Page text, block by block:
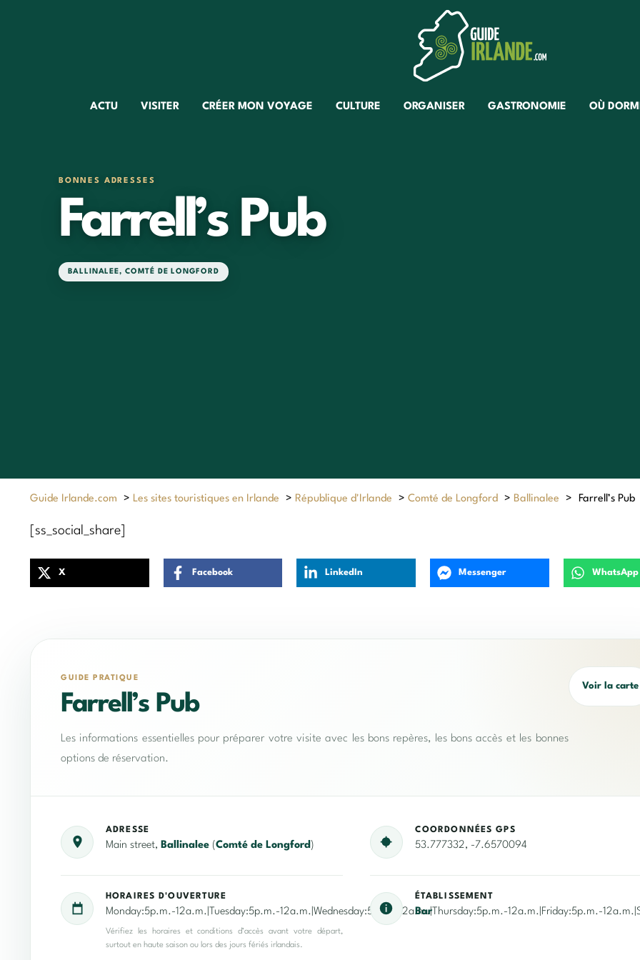
ACTU VISITER CRÉER MON VOYAGE CULTURE ORGANISER GASTRONOMIE OÙ
BONNES ADRESSES
Farrell’s Pub
BALLINALEE,COMTÉ DE LONGFORD
Guide Irlande.com > Les sites touristiques en Irlande > République d'Irlande > Comté de Longford > Ballinalee > Farrell’s Pub
[ss_social_share]
X Facebook LinkedIn Messenger WhatsApp
GUIDE PRATIQUE
Farrell’s Pub
Les informations essentielles pour préparer votre visite avec les bons repères, les bons accès et les bonnes
options de réservation.
Voir la carte
ADRESSE
Main street, Ballinalee (Comté de Longford )
COORDONNÉES GPS
53.777332, -7.6570094
HORAIRES D'OUVERTURE
Monday:5p.m.-12a.m.|Tuesday:5p.m.-12a.m.|Wednesday:5p.m.-12a.m.|Thursday:5p.m.-12a.m.|Friday:5p.m.-
Vérifiez les horaires et conditions d’accès avant votre départ,
surtout en haute saison ou lors des jours fériés irlandais.
ÉTABLISSEMENT
Bar